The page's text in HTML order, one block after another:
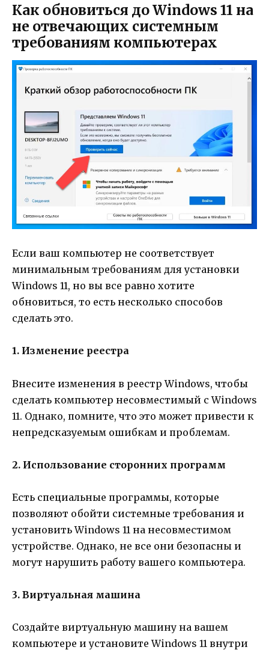
Как обновиться до Windows 11 на
не отвечающих системным
требованиям компьютерах
Если ваш компьютер не соответствует
минимальным требованиям для установки
Windows 11, но вы все равно хотите
обновиться, то есть несколько способов
сделать это.
1. Изменение реестра
Внесите изменения в реестр Windows, чтобы
сделать компьютер несовместимый с Windows
11. Однако, помните, что это может привести к
непредсказуемым ошибкам и проблемам.
2. Использование сторонних программ
Есть специальные программы, которые
позволяют обойти системные требования и
установить Windows 11 на несовместимом
устройстве. Однако, не все они безопасны и
могут нарушить работу вашего компьютера.
3. Виртуальная машина
Создайте виртуальную машину на вашем
компьютере и установите Windows 11 внутри